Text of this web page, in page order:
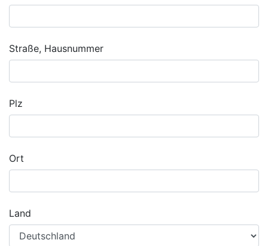
Straße, Hausnummer
Plz
Ort
Land